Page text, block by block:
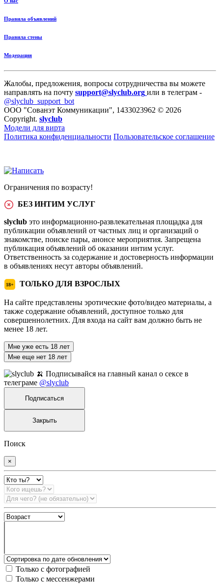
Правила объявлений
Правила стены
Модерация
Жалобы, предложения, вопросы сотрудничества вы можете
направлять на почту support@slyclub.org или в телеграм -
@slyclub_support_bot
ООО "Сованэт Коммуникации", 1433023962 © 2026
Copyright. slyclub
Модели для вирта
Политика конфиденциальности Пользовательское соглашение
Ограничения по возрасту!
БЕЗ ИНТИМ УСЛУГ
slyclub это информационно-развлекательная площадка для
публикации объявлений от частных лиц и организаций о
знакомстве, поиске пары, анонсе мероприятия. Запрещена
публикация объявлений об оказании интим услуг.
Ответственность за содержание и достоверность информации
в объявлениях несут авторы объявлений.
18+ ТОЛЬКО ДЛЯ ВЗРОСЛЫХ
На сайте представлены эротические фото/видео материалы, а
также содержание объявлений, доступное только для
совершеннолетних. Для входа на сайт вам должно быть не
менее 18 лет.
Мне уже есть 18 лет
Мне еще нет 18 лет
🍌 Подписывайся на главный канал о сексе в
телеграме @slyclub
Подписаться
Закрыть
Поиск
×
Только с фотографией
Только с мессенжерами